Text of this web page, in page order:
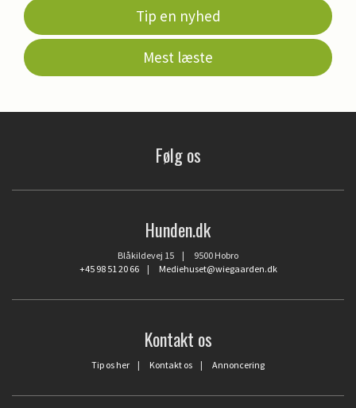
Tip en nyhed
Mest læste
Følg os
Hunden.dk
Blåkildevej 15 | 9500 Hobro
+45 98 51 20 66| Mediehuset@wiegaarden.dk
Kontakt os
Tip os her | Kontakt os | Annoncering